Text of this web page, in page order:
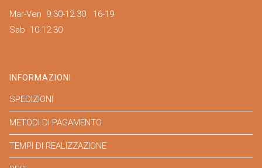
Mar-Ven 9.30-12.30 16-19
Sab 10-12.30
INFORMAZIONI
SPEDIZIONI
METODI DI PAGAMENTO
TEMPI DI REALIZZAZIONE